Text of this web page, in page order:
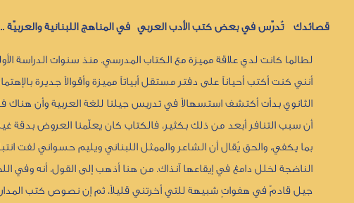
قصائدك تُدرّس في بعض كتب الأدب العربي في المناهج اللبنانية والعربيّة
لطالما كانت لدي علاقة مميزة مع الكتاب المدرسي. منذ سنوات الدراسة
أنني كنت أكتب أحياناً على دفتر مستقل أبياتاً مميزة وأقوالاً جديرة
الثانوي بدأت أكتشف استسهالاً في تدريس جيلنا للغة العربية وأن
أن سبب التنافر أبعد من ذلك بكثير، فالكتاب كان يعلّمنا العروض
بما يكفي، والحق يُقال أن الشاعر والممثل اللبناني ويليم حسواني لفت
الناضجة لخلل دامغ في إيقاعها آنذاك. من هنا أذهب إلى القول، أنه
جيل قادمٌ في هفواتٍ شبيهة للتي أخرتني قليلاً، ثم إن نصوص كتب